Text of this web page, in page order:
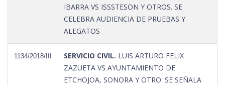
IBARRA VS ISSSTESON Y OTROS. SE
CELEBRA AUDIENCIA DE PRUEBAS Y
ALEGATOS
1134/2018/III SERVICIO CIVIL. LUIS ARTURO FELIX
ZAZUETA VS AYUNTAMIENTO DE
ETCHOJOA, SONORA Y OTRO. SE SEÑALA